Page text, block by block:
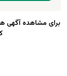
برای مشاهده آگهی